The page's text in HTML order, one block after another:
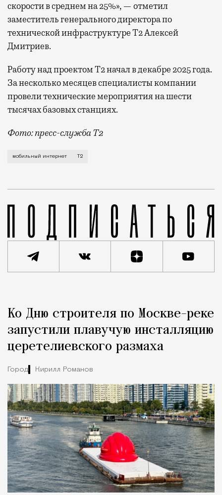
скорости в среднем на 25%», — отметил
заместитель генерального директора по
технической инфраструктуре Т2 Алексей
Дмитриев.
Работу над проектом Т2 начал в декабре 2025 года.
За несколько месяцев специалисты компании
провели технические мероприятия на шести
тысячах базовых станциях.
Фото: пресс-служба Т2
Мобильный оператор Т2 завершил работы по
мобильный интернет Т2
Город
Ко Дню строителя по Москве-реке
запустили плавучую инсталляцию
церетелиевского размаха
Город Кирилл Романов